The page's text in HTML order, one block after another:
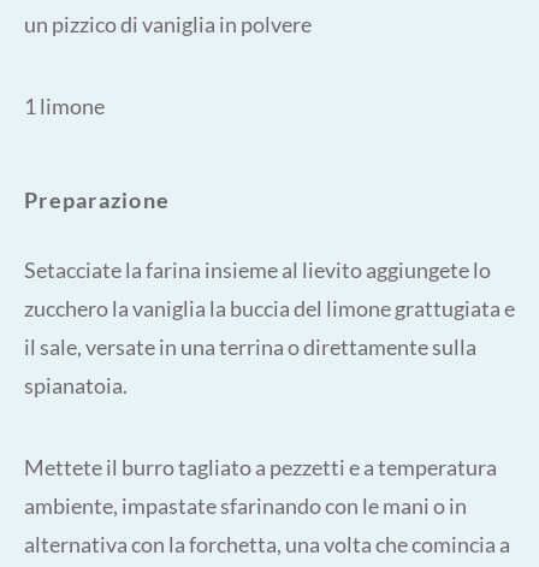
un pizzico di vaniglia in polvere
1 limone
Preparazione
Setacciate la farina insieme al lievito aggiungete lo
zucchero la vaniglia la buccia del limone grattugiata e
il sale, versate in una terrina o direttamente sulla
spianatoia.
Mettete il burro tagliato a pezzetti e a temperatura
ambiente, impastate sfarinando con le mani o in
alternativa con la forchetta, una volta che comincia a